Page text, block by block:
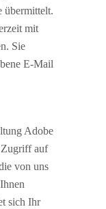
übermittelt.
mit
Sie
E-Mail
Adobe
Zugriff auf
von uns
sich Ihr